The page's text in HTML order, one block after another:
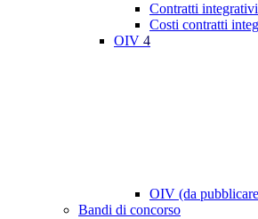
Contratti integrativi
Costi contratti
OIV 4
OIV (da
Bandi di concorso